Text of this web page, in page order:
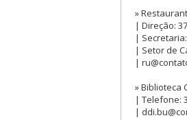
»
| Direção:
|
| Setor de
|
» Biblioteca
| Telefone:
|